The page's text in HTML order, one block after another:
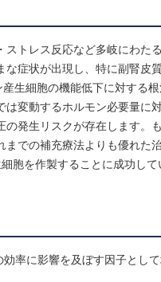
トレス反応など多岐にわた
症状が出現し、特に副腎皮
生細胞の機能低下に対する
変動するホルモン必要量に
発生リスクが存在します。
での補充療法よりも優れた
胞を作製することに成功して
率に影響を及ぼす因子とし